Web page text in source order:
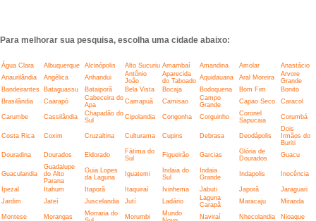
Para melhorar sua pesquisa, escolha uma cidade abaixo:
Água Clara Albuquerque Alcinópolis Alto Sucuriu Amambaí Amandina Amolar
Anastácio
Anaurilândia
Angélica Anhandui
Antônio
João
Aparecida
do Taboado Aquidauana Aral Moreira
Arvore
Grande
Bandeirantes
Bataguassu Bataiporã Bela Vista Bocaja Bodoquena Bom Fim
Bonito
Brasilândia
Caarapó
Cabeceira do
Apa
Camapuã Camisao
Campo
Grande
Capao Seco Caracol
Carumbe Cassilândia
Chapadão do
Sul
Cipolandia Congonha Corguinho
Coronel
Sapucaia
Corumbá
Costa Rica Coxim Cruzaltina Culturama Cupins Debrasa Deodápolis
Dois
Irmãos do
Buriti
Douradina
Dourados Eldorado
Fátima do
Sul
Figueirão Garcias
Glória de
Dourados
Guacu
Guaculandia
Guadalupe
do Alto
Parana
Guia Lopes
da Laguna
Iguatemi
Indaia do
Sul
Indaia
Grande
Indapolis Inocência
Ipezal Itahum Itaporã Itaquiraí Ivinhema Jabuti Japorã
Jaraguari
Jardim
Jateí Juscelandia Jutí Ladário
Laguna
Carapã
Maracaju Miranda
Montese Morangas
Morraria do
Morumbi
Mundo
Naviraí Nhecolandia
Nioaque